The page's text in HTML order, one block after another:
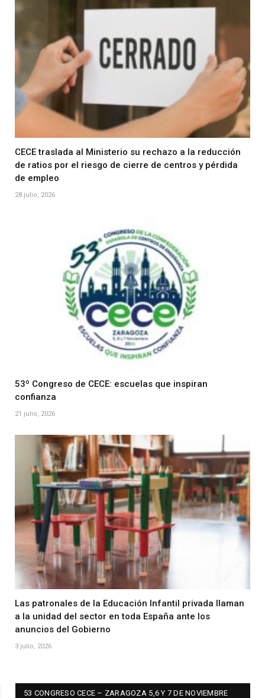
CECE traslada al Ministerio su rechazo a la reducción
de ratios por el riesgo de cierre de centros y pérdida
de empleo
28 julio, 2026
53º Congreso de CECE: escuelas que inspiran
confianza
21 julio, 2026
Las patronales de la Educación Infantil privada llaman
a la unidad del sector en toda España ante los
anuncios del Gobierno
3 julio, 2026
53 CONGRESO CECE – ZARAGOZA 5,6 Y 7 DE NOVIEMBRE